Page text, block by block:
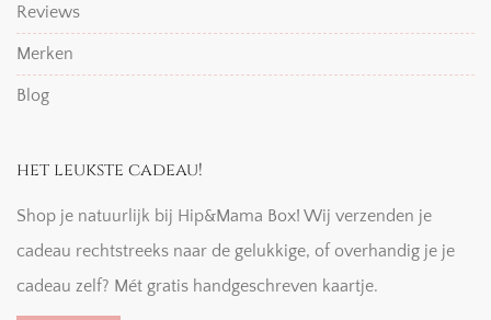
Reviews
Merken
Blog
het leukste cadeau!
Shop je natuurlijk bij Hip&Mama Box! Wij verzenden je
cadeau rechtstreeks naar de gelukkige, of overhandig je je
cadeau zelf? Mét gratis handgeschreven kaartje.